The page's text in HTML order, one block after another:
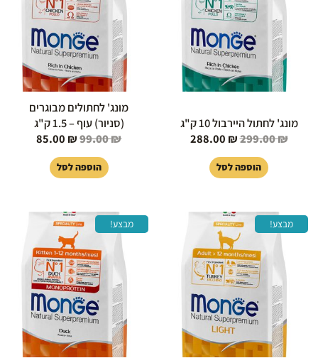
מונג' לחתול היירבול 10 ק"ג
299.00₪
288.00 ₪
הוספה לסל
מונג' לחתולים מבוגרים
(סניור) עוף – 1.5 ק"ג
99.00₪
85.00 ₪
הוספה לסל
מבצע!
המחיר
המקורי
היה:
99.00 ₪.
הוא:
85.00 ₪.
מבצע!
המחיר
המקורי
היה:
99.00 ₪.
הוא:
85.00 ₪.